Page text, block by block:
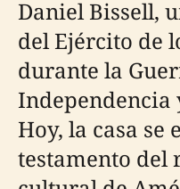
Daniel Bissell,
del Ejército de
durante la
Independencia
Hoy, la casa se
testamento